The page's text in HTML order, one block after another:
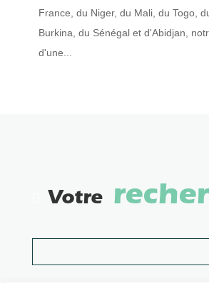
France, du Niger, du Mali, du Togo,
Burkina, du Sénégal et d'Abidjan,
d'une...
Votre